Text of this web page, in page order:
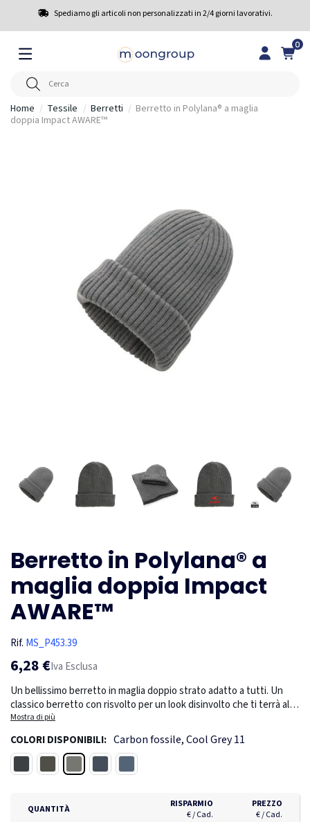
Spediamo gli articoli non personalizzati in 2/4 giorni lavorativi.
0
Home Tessile Berretti
Berretto in Polylana® a maglia
doppia Impact AWARE™
Berretto in Polylana® a
maglia doppia Impact
AWARE™
Rif. MS_P453.39
6,28 €Iva Esclusa
Un bellissimo berretto in maglia doppio strato adatto a tutti. Un
classico berretto con risvolto per un look disinvolto che ti terrà al
caldo durante le giornate fredde. Il berretto contiene Polylana®. La
Polylana® è un'alternativa a basso impatto alla fibra acrilica al 100%
perché utilizza meno energia ed acqua nel processo produttivo.
Include il tracciante AWARE™ che garantisce l'uso genuino di
materiali riciclati. Il 2% del ricavato di ogni prodotto Impact venduto
poliestere riciclatp, 30% poliestere, 40% acrilico
Mostra di più
COLORI DISPONIBILI: Carbon fossile, Cool Grey 11
QUANTITÀ
RISPARMIO
€ / Cad.
PREZZO
€ / Cad.